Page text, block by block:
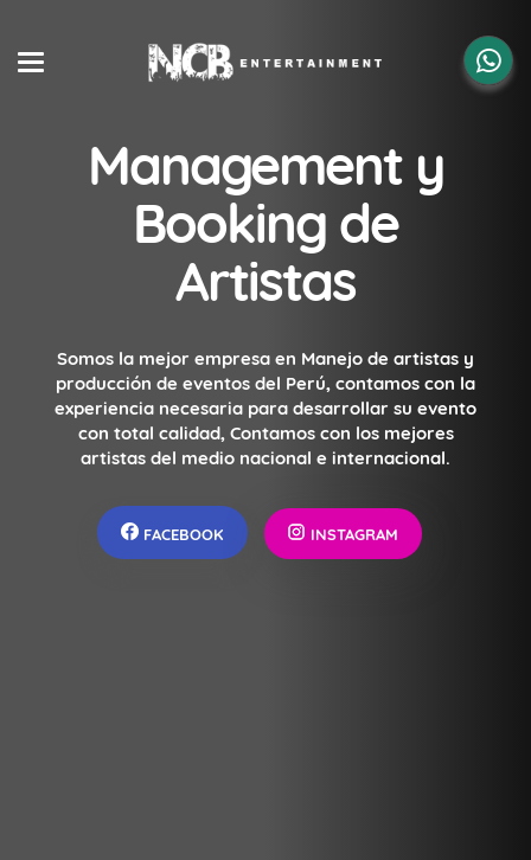
Management y
Booking de
Artistas
Somos la mejor empresa en Manejo de artistas y
producción de eventos del Perú, contamos con la
experiencia necesaria para desarrollar su evento
con total calidad, Contamos con los mejores
artistas del medio nacional e internacional.
FACEBOOK INSTAGRAM